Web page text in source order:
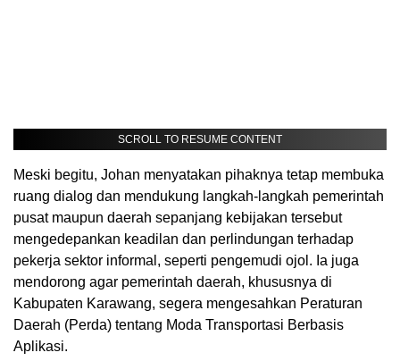
SCROLL TO RESUME CONTENT
Meski begitu, Johan menyatakan pihaknya tetap membuka
ruang dialog dan mendukung langkah-langkah pemerintah
pusat maupun daerah sepanjang kebijakan tersebut
mengedepankan keadilan dan perlindungan terhadap
pekerja sektor informal, seperti pengemudi ojol. Ia juga
mendorong agar pemerintah daerah, khususnya di
Kabupaten Karawang, segera mengesahkan Peraturan
Daerah (Perda) tentang Moda Transportasi Berbasis
Aplikasi.